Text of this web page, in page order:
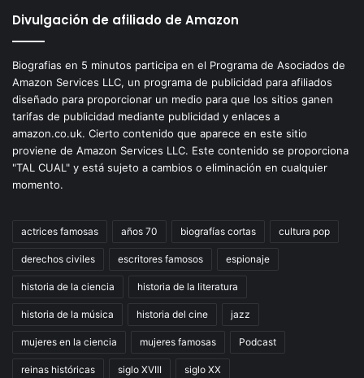
Divulgación de afiliado de Amazon
Biografias en 5 minutos participa en el Programa de Asociados de
Amazon Services LLC, un programa de publicidad para afiliados
diseñado para proporcionar un medio para que los sitios ganen
tarifas de publicidad mediante publicidad y enlaces a
amazon.co.uk. Cierto contenido que aparece en este sitio
proviene de Amazon Services LLC. Este contenido se proporciona
"TAL CUAL" y está sujeto a cambios o eliminación en cualquier
momento.
actrices famosas años 70 biografías cortas cultura pop
derechos civiles escritores famosos espionaje
historia de la ciencia historia de la literatura
historia de la música historia del cine jazz
mujeres en la ciencia mujeres famosas Podcast
reinas históricas siglo XVIII siglo XX